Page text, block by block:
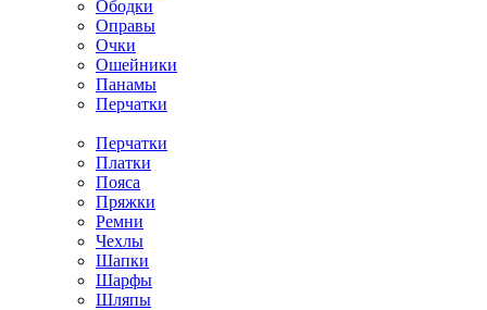
Ободки
Оправы
Очки
Ошейники
Панамы
Перчатки
Перчатки
Платки
Пояса
Пряжки
Ремни
Чехлы
Шапки
Шарфы
Шляпы